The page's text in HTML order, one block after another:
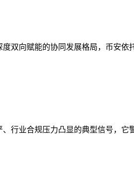
双向赋能的协同发展格局，币安依
行业合规压力凸显的典型信号，它